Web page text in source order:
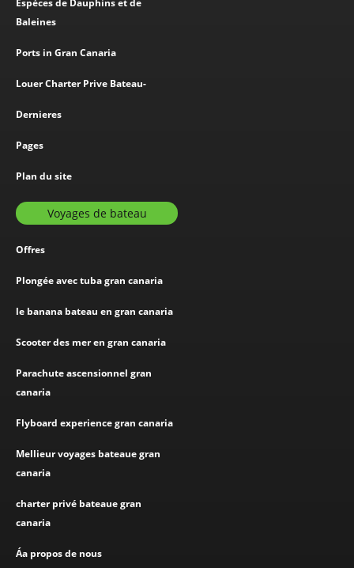
Espèces de Dauphins et de
Baleines
Ports in Gran Canaria
Louer Charter Prive Bateau-
Dernieres
Pages
Plan du site
Voyages de bateau
Offres
Plongée avec tuba gran canaria
le banana bateau en gran canaria
Scooter des mer en gran canaria
Parachute ascensionnel gran
canaria
Flyboard experience gran canaria
Mellieur voyages bateaue gran
canaria
charter privé bateaue gran
canaria
Áa propos de nous